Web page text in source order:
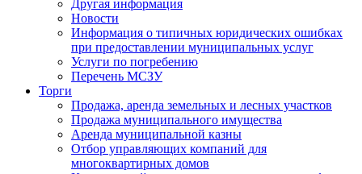
Другая информация
Новости
Информация о типичных юридических ошибках
при предоставлении муниципальных услуг
Услуги по погребению
Перечень МСЗУ
Торги
Продажа, аренда земельных и лесных участков
Продажа муниципального имущества
Аренда муниципальной казны
Отбор управляющих компаний для
многоквартирных домов